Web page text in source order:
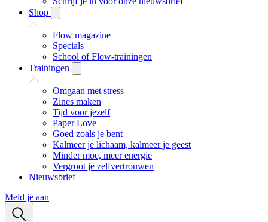
Shop
Flow magazine
Specials
School of Flow-trainingen
Trainingen
Omgaan met stress
Zines maken
Tijd voor jezelf
Paper Love
Goed zoals je bent
Kalmeer je lichaam, kalmeer je geest
Minder moe, meer energie
Vergroot je zelfvertrouwen
Nieuwsbrief
Meld je aan